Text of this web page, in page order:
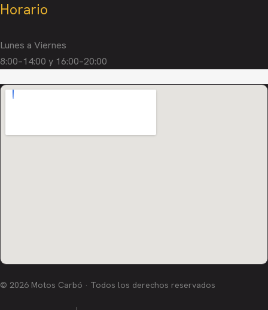
Horario
Lunes a Viernes
8:00–14:00 y 16:00–20:00
© 2026 Motos Carbó · Todos los derechos reservados